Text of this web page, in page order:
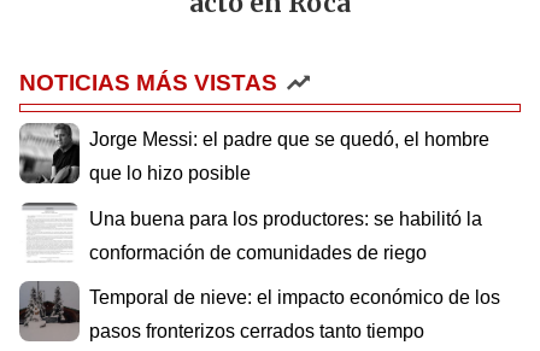
NOTICIAS MÁS VISTAS
Jorge Messi: el padre que se quedó, el hombre
que lo hizo posible
Una buena para los productores: se habilitó la
conformación de comunidades de riego
Temporal de nieve: el impacto económico de los
pasos fronterizos cerrados tanto tiempo